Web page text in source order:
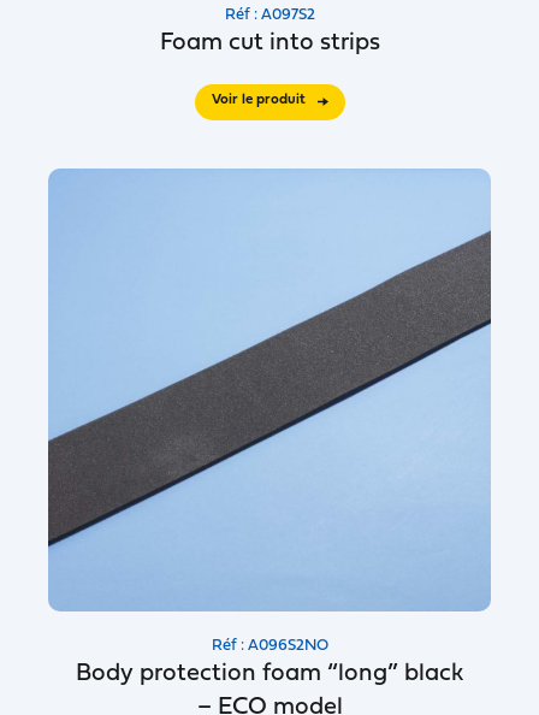
Réf : A097S2
Foam cut into strips
Voir le produit
Réf : A096S2NO
Body protection foam “long” black
– ECO model